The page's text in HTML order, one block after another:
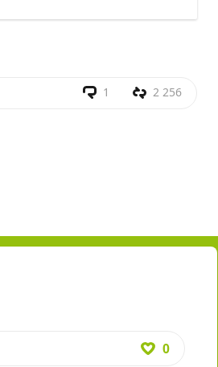
1 2 256
0